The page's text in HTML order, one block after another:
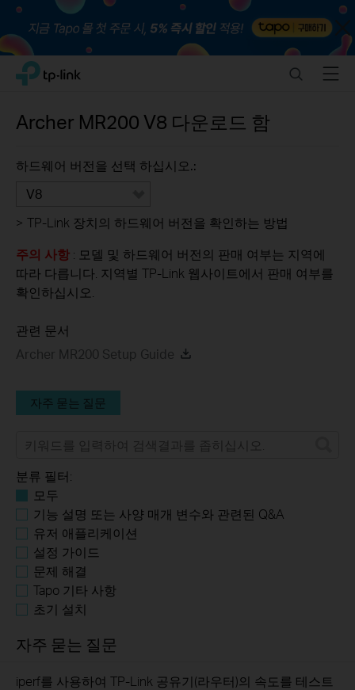
Click
navigation
TP-Link, Reliably Smart SearchMenu
Archer MR200 V8 다운로드 함
하드웨어 버전을 선택 하십시오.:
V8
> TP-Link 장치의 하드웨어 버전을 확인하는 방법
주의 사항 : 모델 및 하드웨어 버전의 판매 여부는 지역에
따라 다릅니다. 지역별 TP-Link 웹사이트에서 판매 여부를
확인하십시오.
관련 문서
Archer MR200 Setup Guide
자주 묻는 질문
분류 필터:
모두
기능 설명 또는 사양 매개 변수와 관련된 Q&A
유저 애플리케이션
설정 가이드
문제 해결
Tapo 기타 사항
초기 설치
자주 묻는 질문
iperf를 사용하여 TP-Link 공유기(라우터)의 속도를 테스트